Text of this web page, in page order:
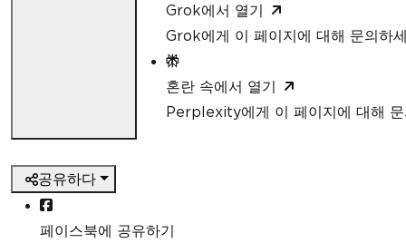
Grok에서 열기
Grok에게 이 페이지에 대해 문의하
혼란 속에서 열기
Perplexity에게 이 페이지에 대해 문
공유하다
페이스북에 공유하기